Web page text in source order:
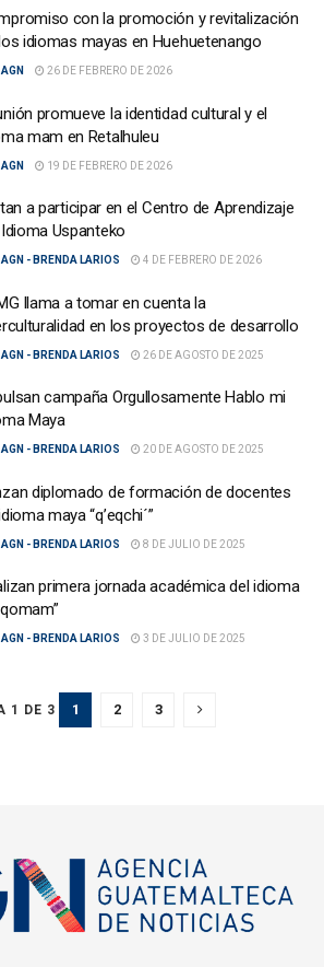
con la promoción y revitalización
idiomas mayas en Huehuetenango
AGN 26 DE FEBRERO DE 2026
promueve la identidad cultural y el
mam en Retalhuleu
AGN 19 DE FEBRERO DE 2026
a participar en el Centro de Aprendizaje
Uspanteko
AGN - BRENDA LARIOS 4 DE FEBRERO DE 2026
llama a tomar en cuenta la
en los proyectos de desarrollo
AGN - BRENDA LARIOS 26 DE AGOSTO DE 2025
campaña Orgullosamente Hablo mi
Maya
AGN - BRENDA LARIOS 20 DE AGOSTO DE 2025
diplomado de formación de docentes
maya “q’eqchi´”
AGN - BRENDA LARIOS 8 DE JULIO DE 2025
primera jornada académica del idioma
AGN - BRENDA LARIOS 3 DE JULIO DE 2025
1 DE 3 1 2 3